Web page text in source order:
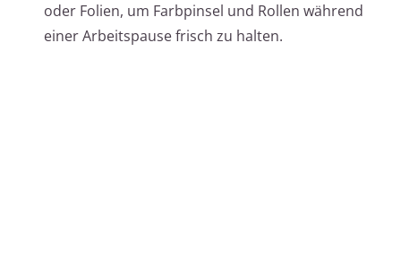
oder Folien, um Farbpinsel und Rollen während
einer Arbeitspause frisch zu halten.